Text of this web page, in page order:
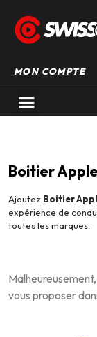
MON COMPTE
Boitier
Ajoutez Boitier
expérience de
toutes les marques.
vous proposer